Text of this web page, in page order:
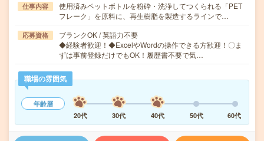
仕事内容
使用済みペットボトルを粉砕・洗浄してつくられる「PET
フレーク」を原料に、再生樹脂を製造するラインで…
応募資格
ブランクOK / 英語力不要
◆経験者歓迎！◆ExcelやWordの操作できる方歓迎！〇ま
ずは事前登録だけでもOK！履歴書不要で気…
職場の雰囲気
年齢層
20代
30代 40代 50代 60代